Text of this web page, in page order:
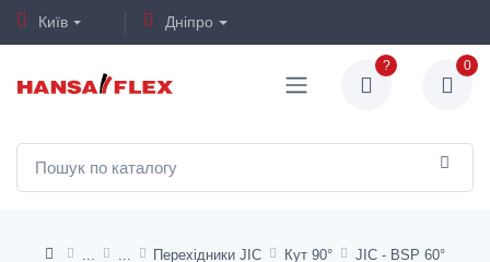
Київ Дніпро
? 0
Перехідники JIC Кут 90° JIC - BSP 60°